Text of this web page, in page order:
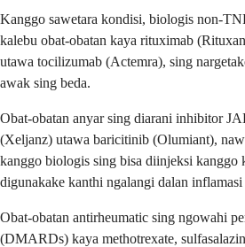
Kanggo sawetara kondisi, biologis non-
kalebu obat-obatan kaya rituximab
utawa tocilizumab (Actemra), sing
awak sing beda.
Obat-obatan anyar sing diarani inhibitor
(Xeljanz) utawa baricitinib (Olumiant),
kanggo biologis sing bisa diinjeksi kanggo
digunakake kanthi ngalangi dalan inflamasi
Obat-obatan antirheumatic sing ngowahi
(DMARDs) kaya methotrexate,